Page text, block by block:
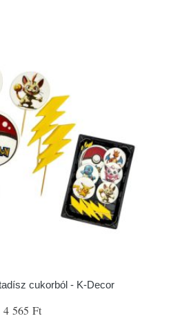
cukorból - K-Decor
4 565 Ft